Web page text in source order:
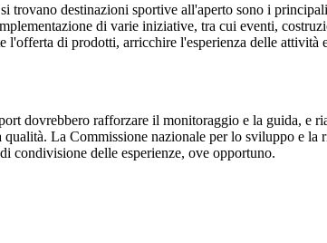
destinazioni sportive all'aperto sono i
di varie iniziative, tra cui eventi,
l'offerta di prodotti, arricchire l'esperienza delle
dovrebbero rafforzare il monitoraggio e la guida, e
La Commissione nazionale per lo sviluppo e
condivisione delle esperienze, ove opportuno.